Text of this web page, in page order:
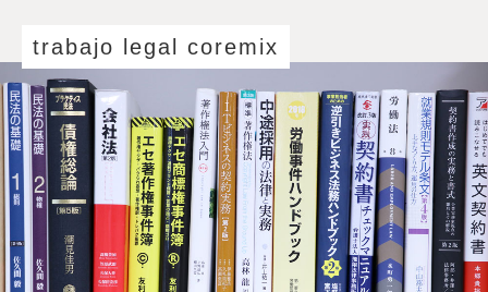
trabajo legal coremix